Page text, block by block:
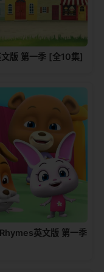
版 第一季 [全10集]
英文版 第一季